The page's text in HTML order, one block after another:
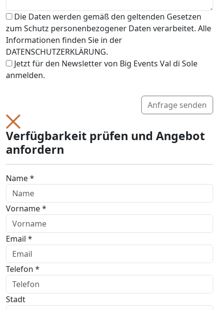
Die Daten werden gemäß den geltenden Gesetzen
zum Schutz personenbezogener Daten verarbeitet. Alle
Informationen finden Sie in der
DATENSCHUTZERKLÄRUNG.
Jetzt für den Newsletter von Big Events Val di Sole
anmelden.
Anfrage senden
Verfügbarkeit prüfen und Angebot
anfordern
Name *
Vorname *
Email *
Telefon *
Stadt